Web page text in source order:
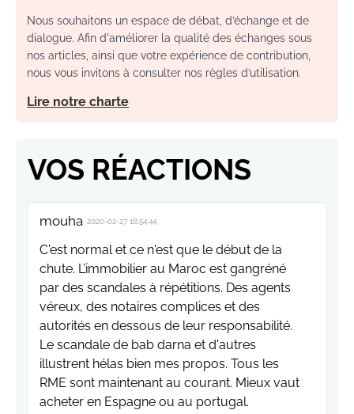
Nous souhaitons un espace de débat, d’échange et de
dialogue. Afin d'améliorer la qualité des échanges sous
nos articles, ainsi que votre expérience de contribution,
nous vous invitons à consulter nos règles d’utilisation.
Lire notre charte
VOS RÉACTIONS
mouha 2020-02-27 18:54:44
C'est normal et ce n'est que le début de la
chute. L’immobilier au Maroc est gangréné
par des scandales à répétitions. Des agents
véreux, des notaires complices et des
autorités en dessous de leur responsabilité.
Le scandale de bab darna et d'autres
illustrent hélas bien mes propos. Tous les
RME sont maintenant au courant. Mieux vaut
acheter en Espagne ou au portugal.